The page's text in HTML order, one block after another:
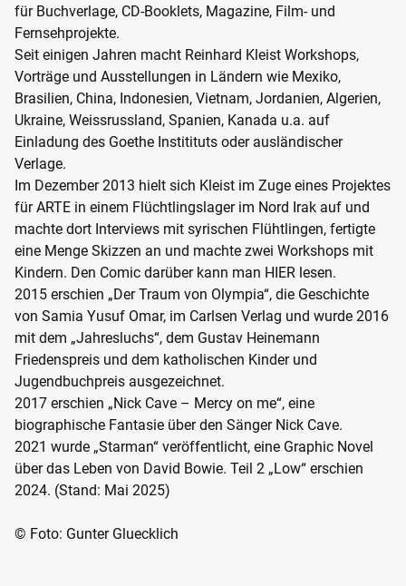
für Buchverlage, CD-Booklets, Magazine, Film- und
Fernsehprojekte.
Seit einigen Jahren macht Reinhard Kleist Workshops,
Vorträge und Ausstellungen in Ländern wie Mexiko,
Brasilien, China, Indonesien, Vietnam, Jordanien, Algerien,
Ukraine, Weissrussland, Spanien, Kanada u.a. auf
Einladung des Goethe Institituts oder ausländischer
Verlage.
Im Dezember 2013 hielt sich Kleist im Zuge eines Projektes
für ARTE in einem Flüchtlingslager im Nord Irak auf und
machte dort Interviews mit syrischen Flühtlingen, fertigte
eine Menge Skizzen an und machte zwei Workshops mit
Kindern. Den Comic darüber kann man HIER lesen.
2015 erschien „Der Traum von Olympia“, die Geschichte
von Samia Yusuf Omar, im Carlsen Verlag und wurde 2016
mit dem „Jahresluchs“, dem Gustav Heinemann
Friedenspreis und dem katholischen Kinder und
Jugendbuchpreis ausgezeichnet.
2017 erschien „Nick Cave – Mercy on me“, eine
biographische Fantasie über den Sänger Nick Cave.
2021 wurde „Starman“ veröffentlicht, eine Graphic Novel
über das Leben von David Bowie. Teil 2 „Low“ erschien
2024. (Stand: Mai 2025)
© Foto: Gunter Gluecklich